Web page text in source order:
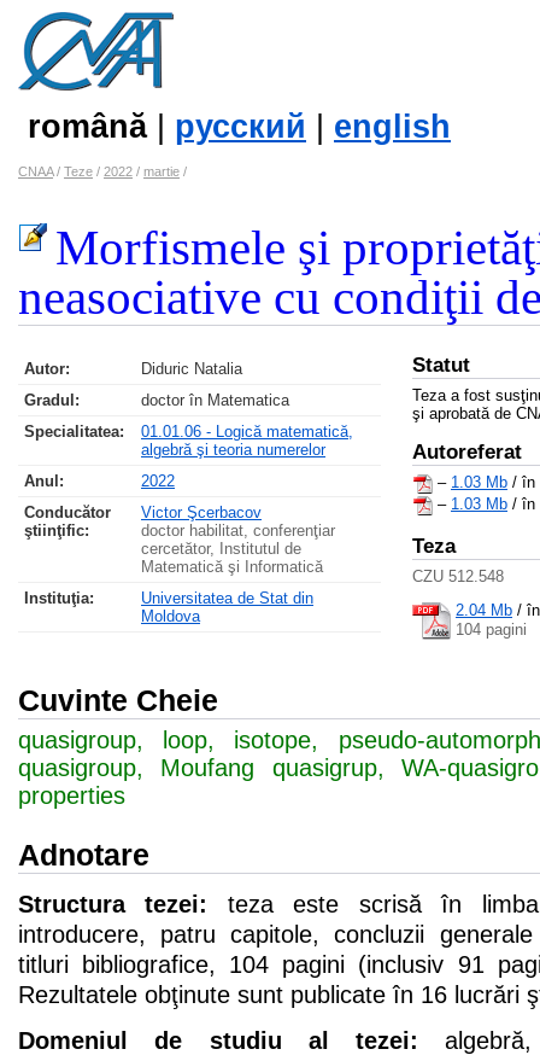
română| русский english
CNAA/ Teze / 2022 / martie /
Morfismele şi
neasociative cu condiţii
Autor:
Diduric Natalia
Gradul:
doctor în Matematica
Specialitatea:
01.01.06 - Logică matematică,
algebră şi teoria numerelor
Anul:
2022
Conducător
ştiinţific:
Victor Şcerbacov
doctor habilitat, conferenţiar
cercetător, Institutul de
Matematică şi Informatică
Instituţia:
Universitatea de Stat din
Moldova
Statut
Teza a fost
şi aprobată de
Autoreferat
– 1.03 Mb / în
– 1.03 Mb / în
Teza
CZU 512.548
2.04 Mb /
104 pagini
Cuvinte Cheie
quasigroup, loop, isotope, pseudo-
quasigroup, Moufang quasigrup, WA-
properties
Adnotare
Structura tezei:
teza este scrisă în
introducere, patru capitole, concluzii
titluri bibliografice, 104 pagini (inclusiv 91
Rezultatele obţinute sunt publicate în 16 lucrări
Domeniul de studiu al tezei: